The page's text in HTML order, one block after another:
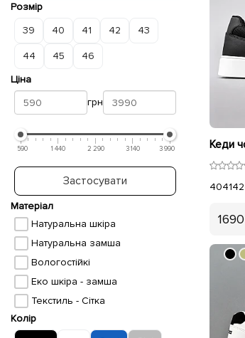
Розмір
39
40 41 42 43
44 45
46
Ціна
грн
590 1 440 2 290 3 140 3 990
Застосувати
Матеріал
Натуральна шкіра
Натуральна замша
Вологостійкі
Еко шкіра - замша
Текстиль - Сітка
Колір
404142